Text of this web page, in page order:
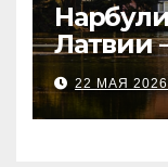
Латвии
для
22 МАЯ